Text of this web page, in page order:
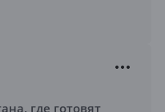
где готовят